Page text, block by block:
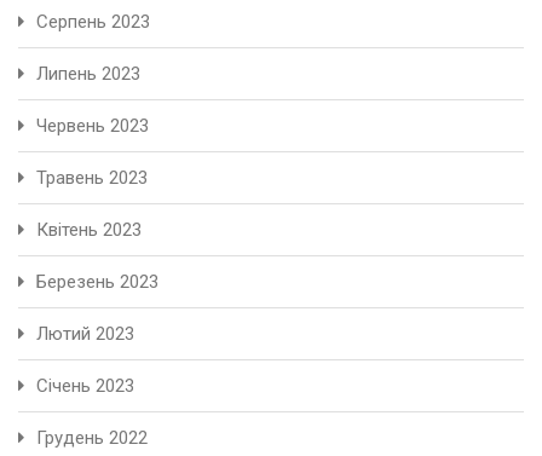
Серпень 2023
Липень 2023
Червень 2023
Травень 2023
Квітень 2023
Березень 2023
Лютий 2023
Січень 2023
Грудень 2022